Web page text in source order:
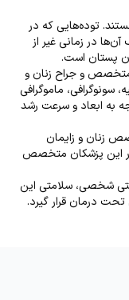
توده‌هایی که در
در زمانی غیر از
پستان است.
و جراح زنان و
سونوگرافی، ماموگرافی
به ابعاد و سرعت رشد
زنان و زایمان
این پزشکان متخصص
شخصی، سلامتی این
درمان قرار گیرد.